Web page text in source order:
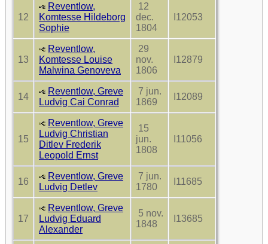
12
Reventlow,
Komtesse Hildeborg
Sophie
12
dec.
1804
I12053
13
Reventlow,
Komtesse Louise
Malwina Genoveva
29
nov.
1806
I12879
14
Reventlow, Greve
Ludvig Cai Conrad
7 jun.
1869
I12089
15
Reventlow, Greve
Ludvig Christian
Ditlev Frederik
Leopold Ernst
15
jun.
1808
I11056
16
Reventlow, Greve
Ludvig Detlev
7 jun.
1780
I11685
17
Reventlow, Greve
Ludvig Eduard
Alexander
5 nov.
1848
I13685